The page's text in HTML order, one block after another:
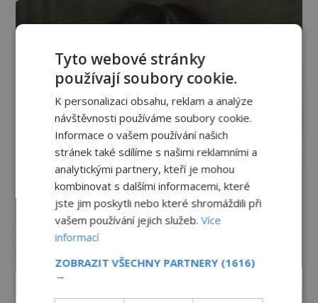
Tyto webové stránky
používají soubory cookie.
K personalizaci obsahu, reklam a analýze
návštěvnosti používáme soubory cookie.
Informace o vašem používání našich
stránek také sdílíme s našimi reklamními a
analytickými partnery, kteří je mohou
kombinovat s dalšími informacemi, které
jste jim poskytli nebo které shromáždili při
vašem používání jejich služeb.Více
informací
ZOBRAZIT VŠECHNY PARTNERY (1616)
→